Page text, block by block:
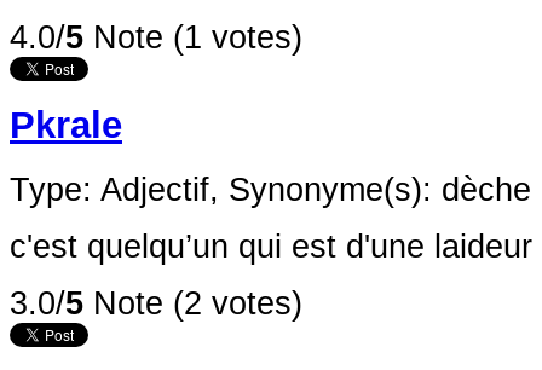
4.0/5 Note (1 votes)
Pkrale
Type: Adjectif, Synonyme(s): dèche
c'est quelqu’un qui est d'une
3.0/5 Note (2 votes)